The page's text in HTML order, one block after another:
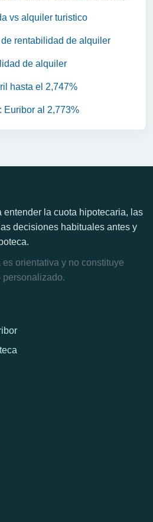
vs alquiler turistico
rentabilidad de alquiler
de alquiler
hasta el 2,747%
Euribor al 2,773%
entender la cuota hipotecaria, las
decisiones habituales antes y
es orientativa y no constituye
personalizado.